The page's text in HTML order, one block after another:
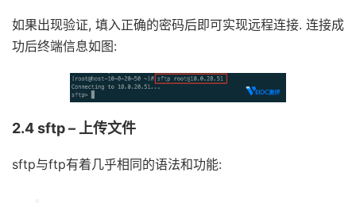
如果出现验证, 填入正确的密码后即可实现远程连接. 连接成
功后终端信息如图:
2.4 sftp – 上传文件
sftp与ftp有着几乎相同的语法和功能: